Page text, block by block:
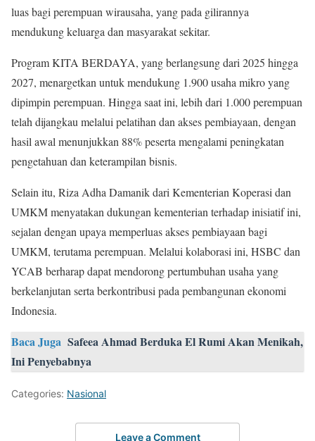
luas bagi perempuan wirausaha, yang pada gilirannya
mendukung keluarga dan masyarakat sekitar.
Program KITA BERDAYA, yang berlangsung dari 2025 hingga
2027, menargetkan untuk mendukung 1.900 usaha mikro yang
dipimpin perempuan. Hingga saat ini, lebih dari 1.000 perempuan
telah dijangkau melalui pelatihan dan akses pembiayaan, dengan
hasil awal menunjukkan 88% peserta mengalami peningkatan
pengetahuan dan keterampilan bisnis.
Selain itu, Riza Adha Damanik dari Kementerian Koperasi dan
UMKM menyatakan dukungan kementerian terhadap inisiatif ini,
sejalan dengan upaya memperluas akses pembiayaan bagi
UMKM, terutama perempuan. Melalui kolaborasi ini, HSBC dan
YCAB berharap dapat mendorong pertumbuhan usaha yang
berkelanjutan serta berkontribusi pada pembangunan ekonomi
Indonesia.
Baca Juga Safeea Ahmad Berduka El Rumi Akan Menikah,
Ini Penyebabnya
Categories: Nasional
Leave a Comment